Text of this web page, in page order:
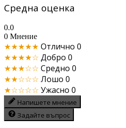
Средна оценка
0.0
0 Мнение
★★★★★ Отлично 0
★★★★☆ Добро 0
★★★☆☆ Средно 0
★★☆☆☆ Лошо 0
★☆☆☆☆ Ужасно 0
Напишете мнение
Задайте въпрос